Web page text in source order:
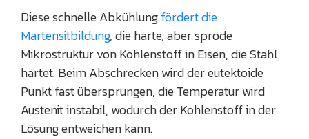
Diese schnelle Abkühlungfördert die
Martensitbildung, die harte, aber spröde
Mikrostruktur von Kohlenstoff in Eisen, die Stahl
härtet. Beim Abschrecken wird der eutektoide
Punkt fast übersprungen, die Temperatur wird
Austenit instabil, wodurch der Kohlenstoff in der
Lösung entweichen kann.